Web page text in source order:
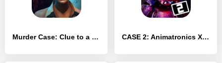
Murder Case: Clue to a Crime - [Взлом/МОД Бесконечные деньги] CASE 2: Animatronics Хоррор - [Взлом/МОД Все открыто]